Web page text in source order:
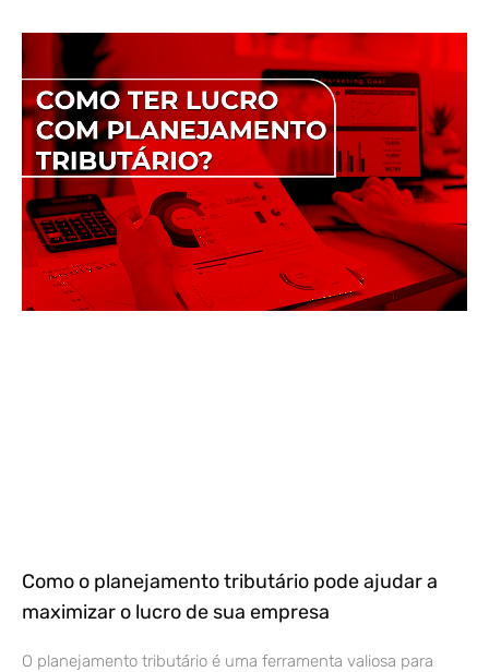
Como o planejamento tributário pode ajudar a
maximizar o lucro de sua empresa
O planejamento tributário é uma ferramenta valiosa para